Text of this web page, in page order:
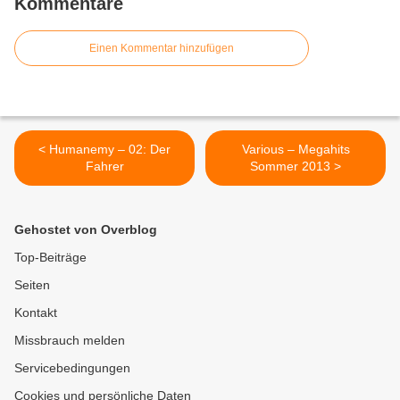
Einen Kommentar hinzufügen
< Humanemy – 02: Der
Fahrer
Various – Megahits
Sommer 2013 >
Gehostet von Overblog
Top-Beiträge
Seiten
Kontakt
Missbrauch melden
Servicebedingungen
Cookies und persönliche Daten